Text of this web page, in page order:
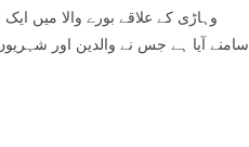
وہاڑی کے علاقے بورے والا میں
سامنے آیا ہے جس نے والدین اور